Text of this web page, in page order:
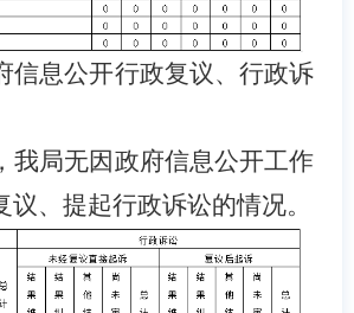
信息公开行政复议、行政诉
我局无因政府信息公开工作
议、提起行政诉讼的情况。